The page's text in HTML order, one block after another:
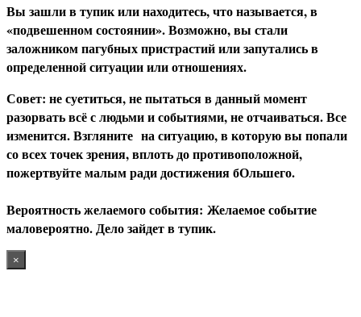
Вы зашли в тупик или находитесь, что называется, в
«подвешенном состоянии». Возможно, вы стали
заложником пагубных пристрастий или запутались в
определенной ситуации или отношениях.
Совет: не суетиться, не пытаться в данный момент
разорвать всё с людьми и событиями, не отчаиваться. Все
изменится. Взгляните на ситуацию, в которую вы попали
со всех точек зрения, вплоть до противоположной,
пожертвуйте малым ради достижения бОльшего.
Вероятность желаемого события: Желаемое событие
маловероятно. Дело зайдет в тупик.
×